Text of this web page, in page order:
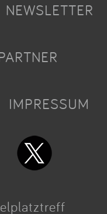
NEWSLETTER
IMPRESSUM